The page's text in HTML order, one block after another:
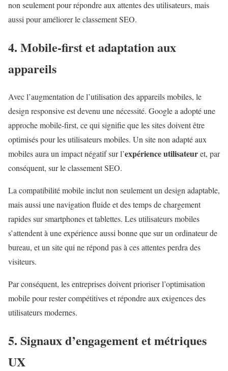
non seulement pour répondre aux attentes des utilisateurs, mais
aussi pour améliorer le classement SEO.
4. Mobile-first et adaptation aux
appareils
Avec l’augmentation de l’utilisation des appareils mobiles, le
design responsive est devenu une nécessité. Google a adopté une
approche mobile-first, ce qui signifie que les sites doivent être
optimisés pour les utilisateurs mobiles. Un site non adapté aux
mobiles aura un impact négatif sur l’expérience utilisateuret, par
conséquent, sur le classement SEO.
La compatibilité mobile inclut non seulement un design adaptable,
mais aussi une navigation fluide et des temps de chargement
rapides sur smartphones et tablettes. Les utilisateurs mobiles
s’attendent à une expérience aussi bonne que sur un ordinateur de
bureau, et un site qui ne répond pas à ces attentes perdra des
visiteurs.
Par conséquent, les entreprises doivent prioriser l’optimisation
mobile pour rester compétitives et répondre aux exigences des
utilisateurs modernes.
5. Signaux d’engagement et métriques
UX